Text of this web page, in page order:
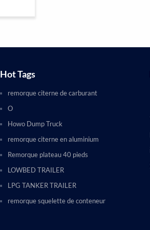
Hot Tags
remorque citerne de carburant
O
Howo Dump Truck
remorque citerne en aluminium
Remorque plateau 40 pieds
LOWBED TRAILER
LPG TANKER TRAILER
remorque squelette de conteneur